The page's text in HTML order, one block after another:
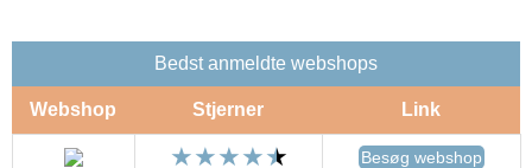
Bedst anmeldte webshops
Webshop Stjerner Link
Besøg webshop